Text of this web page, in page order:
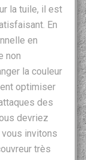
la tuile, il est
En
en
non
la couleur
optimiser
des
devriez
invitons
très